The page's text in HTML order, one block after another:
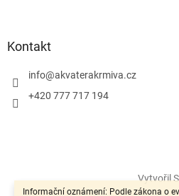
Informační oznámení: Podle zákona o
Kontakt
info@akvaterakrmiva.cz
+420 777 717 194
Vytvořil